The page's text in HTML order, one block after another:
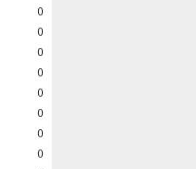
0
0
0
0
0
0
0
0